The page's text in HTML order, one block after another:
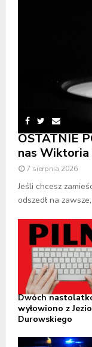
OSTATNIE
nas Wiktoria
7 sierpnia 2026
Jeśli chcesz
odszedł na
Dwóch
wyłowiono z
Durowskiego